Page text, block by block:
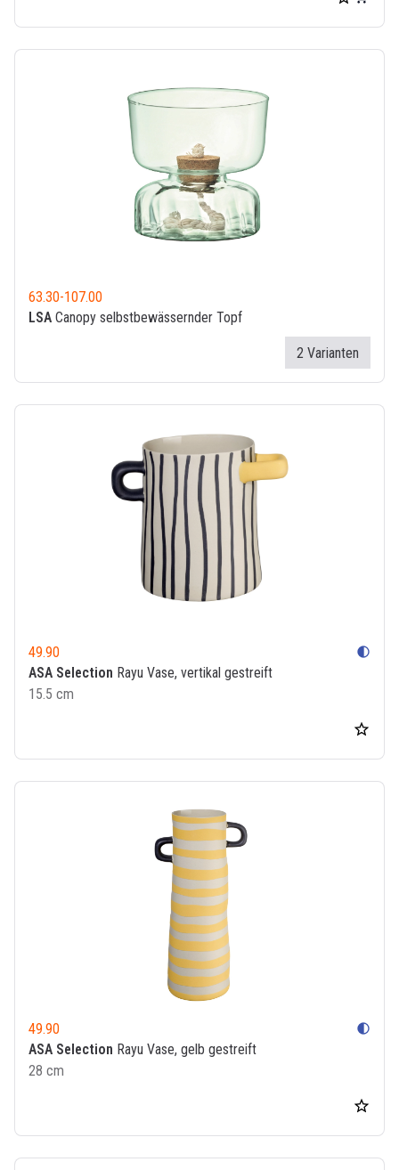
63.30-107.00
LSA Canopy selbstbewässernder Topf
2 Varianten
49.90 contrast
ASA Selection Rayu Vase, vertikal gestreift
15.5 cm
49.90 contrast
ASA Selection Rayu Vase, gelb gestreift
28 cm